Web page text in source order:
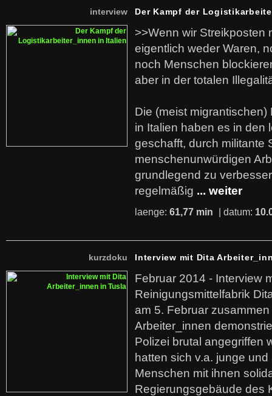
interview Der Kampf der
>>Wenn wir Streikposten
eigentlich weder Waren,
noch Menschen
aber in der totalen
Die (meist
in Italien haben es in den
geschafft, durch militante
menschenunwürdigen
grundlegend zu
regelmäßig ... weiter
laenge: 61,77 min | datum:
kurzdoku Interview mit Dita
Februar 2014 - Interview
Reinigungsmittelfabrik
am 5. Februar
Arbeiter_innen
Polizei brutal angegriffen
hatten sich v.a. junge
Menschen mit ihnen
Regierungsgebäude des